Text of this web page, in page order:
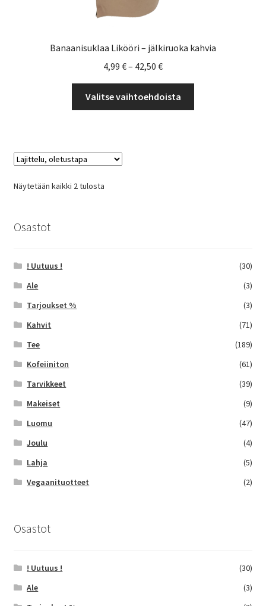
Banaanisuklaa Likööri – jälkiruoka kahvia
4,99 €– 42,50 €Hintaluokka:
-
42,50 €
Valitse vaihtoehdoista
Näytetään kaikki 2 tulosta
Osastot
! Uutuus !
(30)
Ale
(3)
Tarjoukset %
(3)
Kahvit
(71)
Tee
(189)
Kofeiiniton
(61)
Tarvikkeet
(39)
Makeiset
(9)
Luomu
(47)
Joulu
(4)
Lahja
(5)
Vegaanituotteet
(2)
Osastot
! Uutuus !
(30)
Ale
(3)